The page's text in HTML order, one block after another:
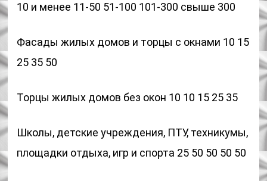
10 и менее 11-50 51-100 101-300 свыше 300
Фасады жилых домов и торцы с окнами 10 15
25 35 50
Торцы жилых домов без окон 10 10 15 25 35
Школы, детские учреждения, ПТУ, техникумы,
площадки отдыха, игр и спорта 25 50 50 50 50